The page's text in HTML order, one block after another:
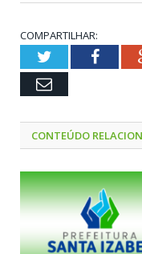
COMPARTILHAR:
Twitter
Email
CONTEÚDO